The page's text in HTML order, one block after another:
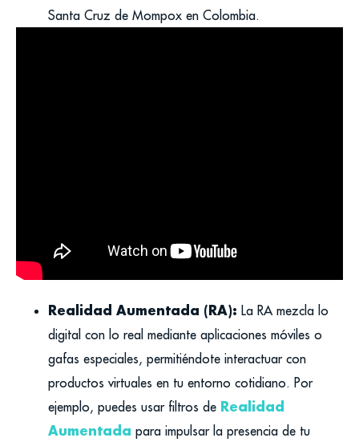
Santa Cruz de Mompox en Colombia.
Realidad Aumentada (RA): La RA mezcla lo
digital con lo real mediante aplicaciones móviles o
gafas especiales, permitiéndote interactuar con
productos virtuales en tu entorno cotidiano. Por
ejemplo, puedes usar filtros de Realidad
Aumentada para impulsar la presencia de tu